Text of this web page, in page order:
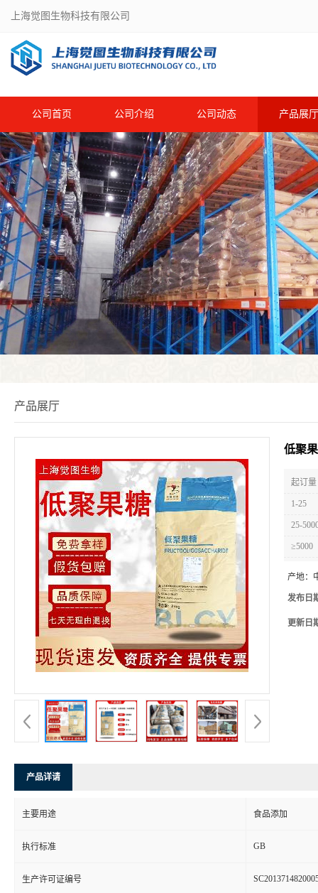
上海觉图生物科技有限公司
公司首页 公司介绍 公司动态 产品展厅
产品展厅
低聚
起订
1-25
25-
≥5000
产地：
发布日
更新日
产品详请
主要用途 食品添加
执行标准 GB
生产许可证编号